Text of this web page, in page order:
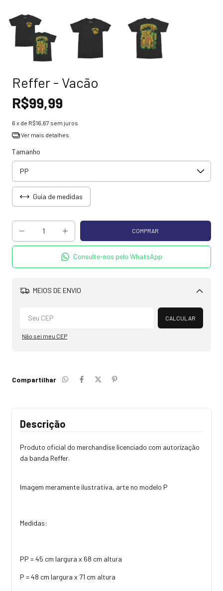
Reffer - Vacão
R$99,99
6 x de R$16,67 sem juros
Ver mais detalhes
Tamanho
Guia de medidas
Consulte-nos pelo WhatsApp
MEIOS DE ENVIO
Alterar CEP
CALCULAR
Não sei meu CEP
Compartilhar
Descrição
Produto oficial do merchandise licenciado com autorização
da banda Reffer.
Imagem meramente ilustrativa, arte no modelo P
Medidas:
PP = 45 cm largura x 68 cm altura
P = 48 cm largura x 71 cm altura